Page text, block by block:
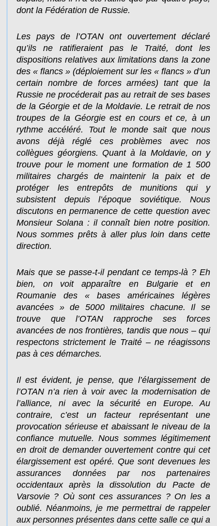
dont la Fédération de Russie.
Les pays de l’OTAN ont ouvertement déclaré
qu’ils ne ratifieraient pas le Traité, dont les
dispositions relatives aux limitations dans la zone
des « flancs » (déploiement sur les « flancs » d’un
certain nombre de forces armées) tant que la
Russie ne procéderait pas au retrait de ses bases
de la Géorgie et de la Moldavie. Le retrait de nos
troupes de la Géorgie est en cours et ce, à un
rythme accéléré. Tout le monde sait que nous
avons déjà réglé ces problèmes avec nos
collègues géorgiens. Quant à la Moldavie, on y
trouve pour le moment une formation de 1 500
militaires chargés de maintenir la paix et de
protéger les entrepôts de munitions qui y
subsistent depuis l’époque soviétique. Nous
discutons en permanence de cette question avec
Monsieur Solana : il connaît bien notre position.
Nous sommes prêts à aller plus loin dans cette
direction.
Mais que se passe-t-il pendant ce temps-là ? Eh
bien, on voit apparaître en Bulgarie et en
Roumanie des « bases américaines légères
avancées » de 5000 militaires chacune. Il se
trouve que l’OTAN rapproche ses forces
avancées de nos frontières, tandis que nous – qui
respectons strictement le Traité – ne réagissons
pas à ces démarches.
Il est évident, je pense, que l’élargissement de
l’OTAN n’a rien à voir avec la modernisation de
l’alliance, ni avec la sécurité en Europe. Au
contraire, c’est un facteur représentant une
provocation sérieuse et abaissant le niveau de la
confiance mutuelle. Nous sommes légitimement
en droit de demander ouvertement contre qui cet
élargissement est opéré. Que sont devenues les
assurances données par nos partenaires
occidentaux après la dissolution du Pacte de
Varsovie ? Où sont ces assurances ? On les a
oublié. Néanmoins, je me permettrai de rappeler
aux personnes présentes dans cette salle ce qui a